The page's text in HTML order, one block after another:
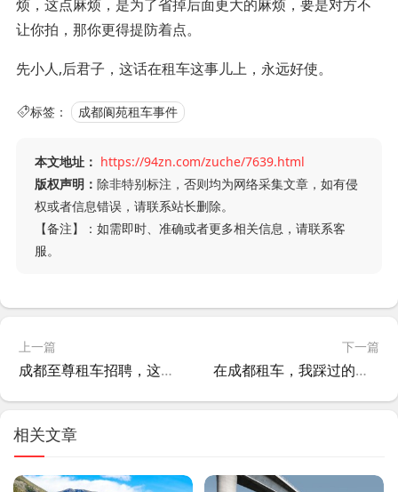
烦，这点麻烦，是为了省掉后面更大的麻烦，要是对方不
让你拍，那你更得提防着点。
先小人,后君子，这话在租车这事儿上，永远好使。
标签： 成都阆苑租车事件
本文地址： https://94zn.com/zuche/7639.html
版权声明： 除非特别标注，否则均为网络采集文章，如有侵
权或者信息错误，请联系站长删除。
【备注】：如需即时、准确或者更多相关信息，请联系客
服。
上一篇
成都至尊租车招聘，这事儿到底值不值得去？
下一篇
在成都租车，我踩过的那些坑，最后选了牛魔王？
相关文章